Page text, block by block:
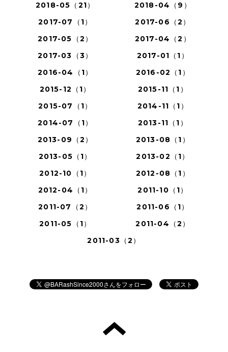
2018-05（21）
2018-04（9）
2017-07（1）
2017-06（2）
2017-05（2）
2017-04（2）
2017-03（3）
2017-01（1）
2016-04（1）
2016-02（1）
2015-12（1）
2015-11（1）
2015-07（1）
2014-11（1）
2014-07（1）
2013-11（1）
2013-09（2）
2013-08（1）
2013-05（1）
2013-02（1）
2012-10（1）
2012-08（1）
2012-04（1）
2011-10（1）
2011-07（2）
2011-06（1）
2011-05（1）
2011-04（2）
2011-03（2）